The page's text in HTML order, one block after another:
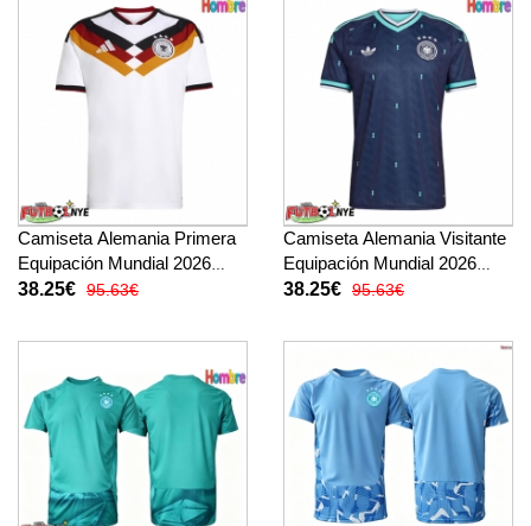
Camiseta Alemania Primera
Equipación Mundial 2026
manga corta
38.25€ 95.63€
Camiseta Alemania Visitante
Equipación Mundial 2026
manga corta
38.25€ 95.63€